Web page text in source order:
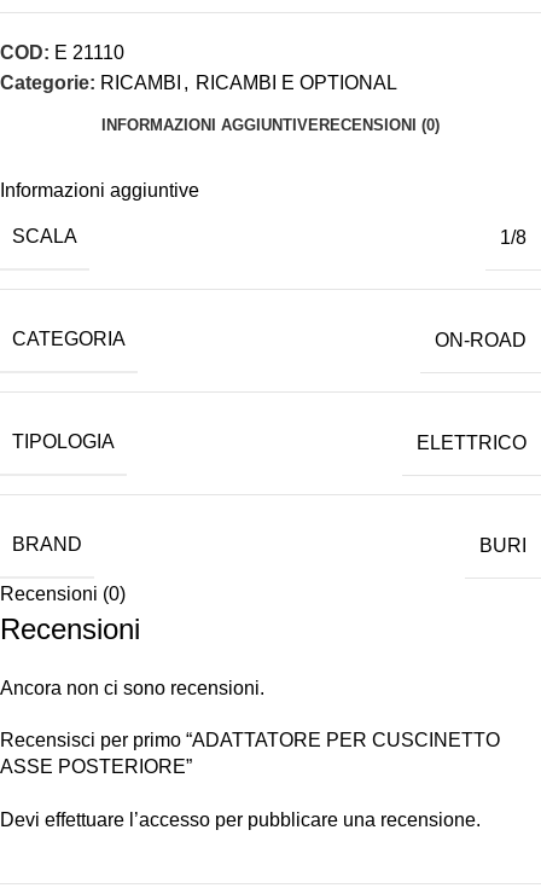
COD: E 21110
Categorie: RICAMBI , RICAMBI E OPTIONAL
INFORMAZIONI AGGIUNTIVERECENSIONI (0)
Informazioni aggiuntive
SCALA 1/8
CATEGORIA ON-ROAD
TIPOLOGIA ELETTRICO
BRAND BURI
Recensioni (0)
Recensioni
Ancora non ci sono recensioni.
Recensisci per primo “ADATTATORE PER CUSCINETTO
ASSE POSTERIORE”
Devi effettuare l’accesso per pubblicare una recensione.